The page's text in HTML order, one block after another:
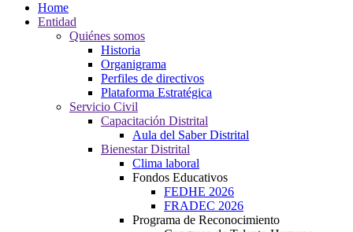
Home
Entidad
Quiénes somos
Historia
Organigrama
Perfiles de directivos
Plataforma Estratégica
Servicio Civil
Capacitación Distrital
Aula del Saber Distrital
Bienestar Distrital
Clima laboral
Fondos Educativos
FEDHE 2026
FRADEC 2026
Programa de Reconocimiento